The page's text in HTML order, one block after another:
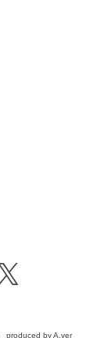
produced by A.ver